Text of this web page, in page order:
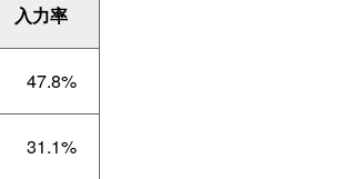
入力率
47.8%
31.1%